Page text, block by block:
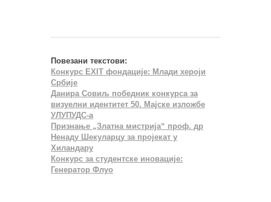
Повезани текстови:
Конкурс EXIT фондације: Млади хероји
Србије
Данира Совиљ победник конкурса за
визуелни идентитет 50. Мајске изложбе
УЛУПУДС-а
Признање „Златна мистрија“ проф. др
Ненаду Шекуларцу за пројекат у
Хиландару
Конкурс за студентске иновације:
Генератор Флуо